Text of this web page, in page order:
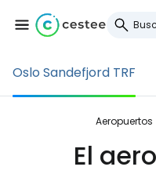
Oslo Sandefjord TRF
Aeropuertos
El
Iniciar
Cestee
... la comunidad